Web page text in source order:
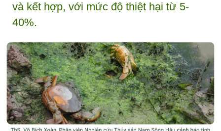
và kết hợp, với mức độ thiệt hại từ 5-
40%.